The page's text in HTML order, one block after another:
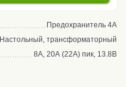
Предохранитель 4А
Настольный, трансформаторный
8А, 20А (22А) пик, 13.8В